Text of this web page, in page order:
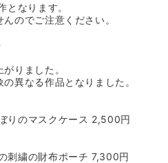
となります。
のでご注意ください。
りました。
異なる作品となりました。
りのマスクケース 2,500円
刺繍の財布ポーチ 7,300円